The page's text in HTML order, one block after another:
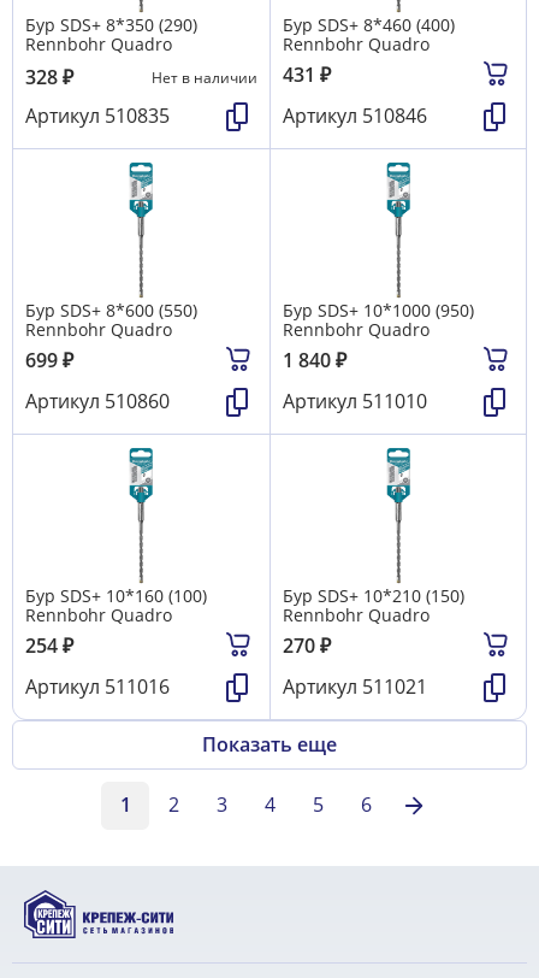
Бур SDS+ 8*350 (290)
Rennbohr Quadro
328₽ Нет в наличии
Артикул 510835
Бур SDS+ 8*460 (400)
Rennbohr Quadro
431 ₽
Артикул 510846
Бур SDS+ 8*600 (550)
Rennbohr Quadro
699₽
Артикул 510860
Бур SDS+ 10*1000 (950)
Rennbohr Quadro
1 840₽
Артикул 511010
Бур SDS+ 10*160 (100)
Rennbohr Quadro
254₽
Артикул 511016
Бур SDS+ 10*210 (150)
Rennbohr Quadro
270₽
Артикул 511021
Показать еще
1 2 3 4 5 6